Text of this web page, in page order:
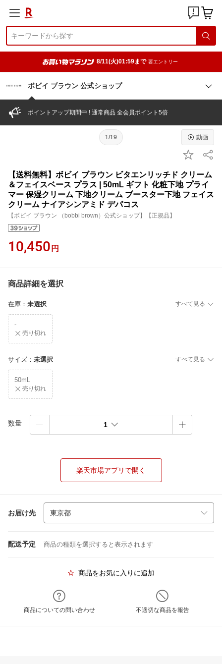
8/11(火)01:59まで 要エントリー
ボビイ ブラウン 公式ショップ
ポイントアップ期間中 ! 通常商品 全会員ポイント5倍
1/19 動画
【送料無料】ボビイ ブラウン ビタエンリッチド クリーム
＆フェイスベース プラス | 50mL ギフト 化粧下地 プライ
マー 保湿クリーム 下地クリーム ブースター下地 フェイス
クリーム ナイアシンアミド デパコス
【ボビイ ブラウン （bobbi brown）公式ショップ】【正規品】
10,450 円
商品詳細を選択
在庫 ： 未選択 すべて見る
-
売り切れ
サイズ ： 未選択 すべて見る
50mL
売り切れ
数量 1
楽天市場アプリで開く
お届け先
配送予定 商品の種類を選択すると表示されます
商品をお気に入りに追加
商品についての問い合わせ 不適切な商品を報告